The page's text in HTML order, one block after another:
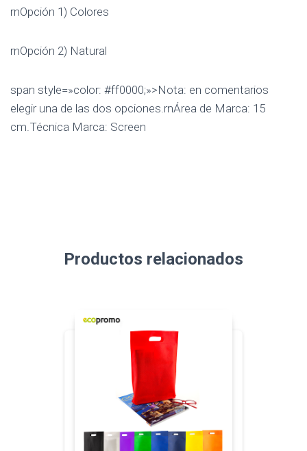
rnOpción 1) Colores
rnOpción 2) Natural
span style=»color: #ff0000;»>Nota: en comentarios
elegir una de las dos opciones.rnÁrea de Marca: 15
cm.Técnica Marca: Screen
Productos relacionados